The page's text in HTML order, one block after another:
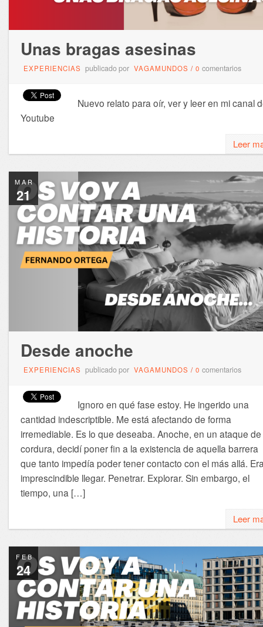
Unas bragas asesinas
EXPERIENCIAS publicado por VAGAMUNDOS / 0 comentarios
Nuevo relato para oír, ver y leer en mi canal
Youtube
Leer
MAR
21
Desde anoche
EXPERIENCIAS publicado por VAGAMUNDOS / 0 comentarios
Ignoro en qué fase estoy. He ingerido una
cantidad indescriptible. Me está afectando de forma
irremediable. Es lo que deseaba. Anoche, en un ataque de
cordura, decidí poner fin a la existencia de aquella barrera
que tanto impedía poder tener contacto con el más allá.
imprescindible llegar. Penetrar. Explorar. Sin embargo, el
tiempo, una […]
Leer
FEB
24